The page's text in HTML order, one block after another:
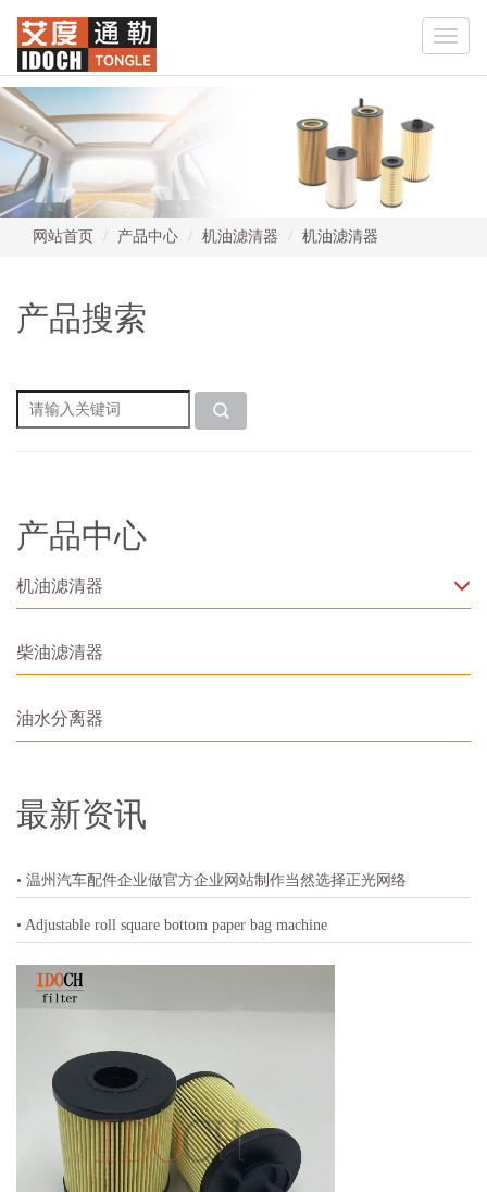
Toggle
网站首页 产品中心 机油滤清器 机油滤清器
产品搜索
产品中心
机油滤清器
柴油滤清器
油水分离器
最新资讯
• 温州汽车配件企业做官方企业网站制作当然选择正光网络
• Adjustable roll square bottom paper bag machine